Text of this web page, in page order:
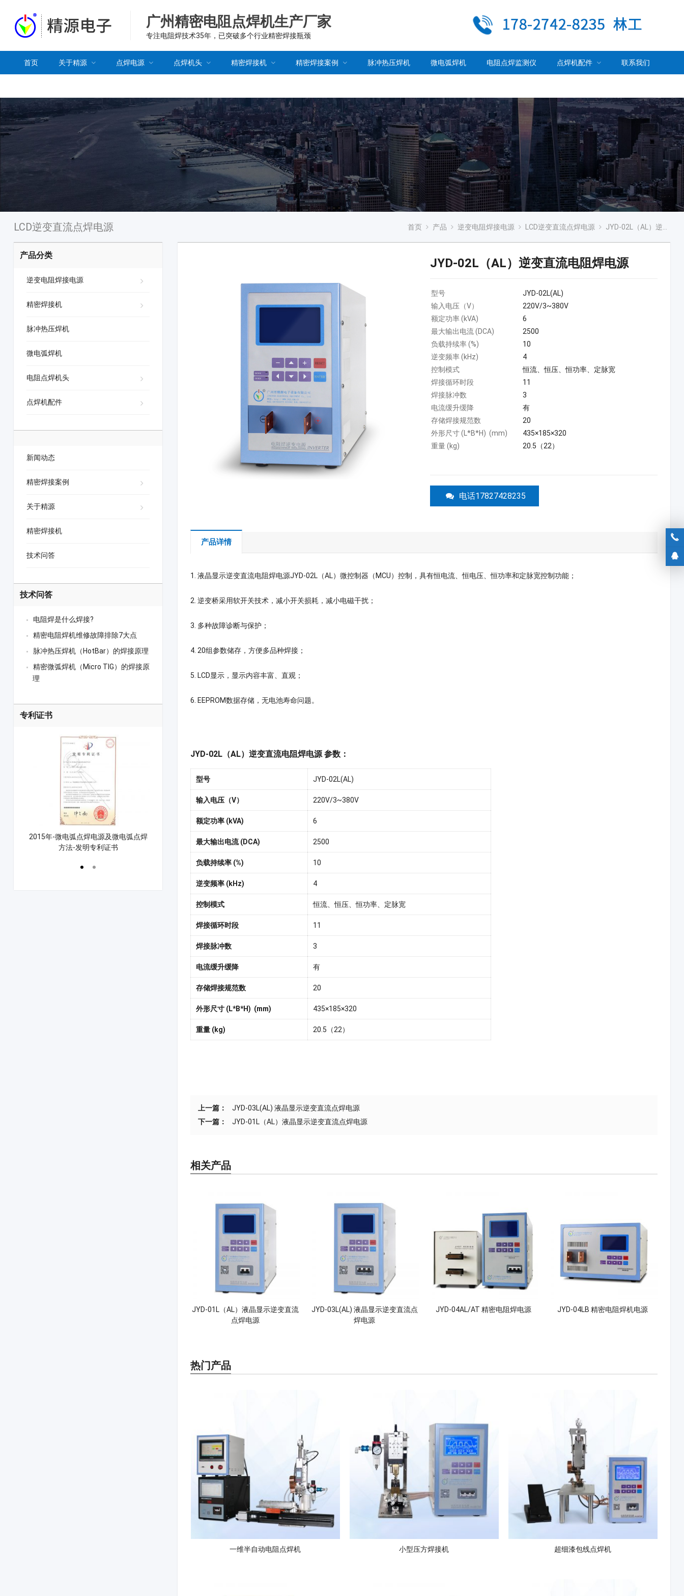
广州精密电阻点焊机生产厂家
专注电阻焊技术35年，已突破多个行业精密焊接瓶颈
首页 关于精源 点焊电源 点焊机头 精密焊接机 精密焊接案例 脉冲热压焊机 微电弧焊机 电阻点焊监测仪 点焊机配件 联系我们
LCD逆变直流点焊电源 首页 产品 逆变电阻焊接电源 LCD逆变直流点焊电源 JYD-02L（AL）逆变直流电阻焊电源
JYD-02L（AL）逆变直流电阻焊电源
型号
JYD-02L(AL)
输入电压（V）
220V/3~380V
额定功率 (kVA)
6
最大输出电流 (DCA)
2500
负载持续率 (%)
10
逆变频率 (kHz)
4
控制模式
恒流、恒压、恒功率、定脉宽
焊接循环时段
11
焊接脉冲数
3
电流缓升缓降
有
存储焊接规范数
20
外形尺寸 (L*B*H) (mm)
435×185×320
重量 (kg)
20.5（22）
电话17827428235
产品详情
1. 液晶显示逆变直流电阻焊电源JYD-02L（AL）微控制器（MCU）控制，具有恒电流、恒电压、恒功率和定脉宽控制功能；
2. 逆变桥采用软开关技术，减小开关损耗，减小电磁干扰；
3. 多种故障诊断与保护；
4. 20组参数储存，方便多品种焊接；
5. LCD显示，显示内容丰富、直观；
6. EEPROM数据存储，无电池寿命问题。
JYD-02L（AL）逆变直流电阻焊电源 参数：
型号 JYD-02L(AL)
输入电压（V） 220V/3~380V
额定功率 (kVA) 6
最大输出电流 (DCA) 2500
负载持续率 (%) 10
逆变频率 (kHz) 4
控制模式 恒流、恒压、恒功率、定脉宽
焊接循环时段 11
焊接脉冲数 3
电流缓升缓降 有
存储焊接规范数 20
外形尺寸 (L*B*H) (mm) 435×185×320
重量 (kg) 20.5（22）
上一篇：
JYD-03L(AL) 液晶显示逆变直流点焊电源
下一篇：
JYD-01L（AL）液晶显示逆变直流点焊电源
相关产品
JYD-01L（AL）液晶显示逆变直流
点焊电源
JYD-03L(AL) 液晶显示逆变直流点
焊电源
JYD-04AL/AT 精密电阻焊电源 JYD-04LB 精密电阻焊机电源
热门产品
一维半自动电阻点焊机 小型压方焊接机 超细漆包线点焊机
产品分类
逆变电阻焊接电源
精密焊接机
脉冲热压焊机
微电弧焊机
电阻点焊机头
点焊机配件
新闻动态
精密焊接案例
关于精源
精密焊接机
技术问答
技术问答
电阻焊是什么焊接?
精密电阻焊机维修故障排除7大点
脉冲热压焊机（HotBar）的焊接原理
精密微弧焊机（Micro TIG）的焊接原
理
专利证书
2015年-微电弧点焊电源及微电弧点焊
方法-发明专利证书
2021年-漆包线点焊辅助设备及漆包线
点焊机专利证书